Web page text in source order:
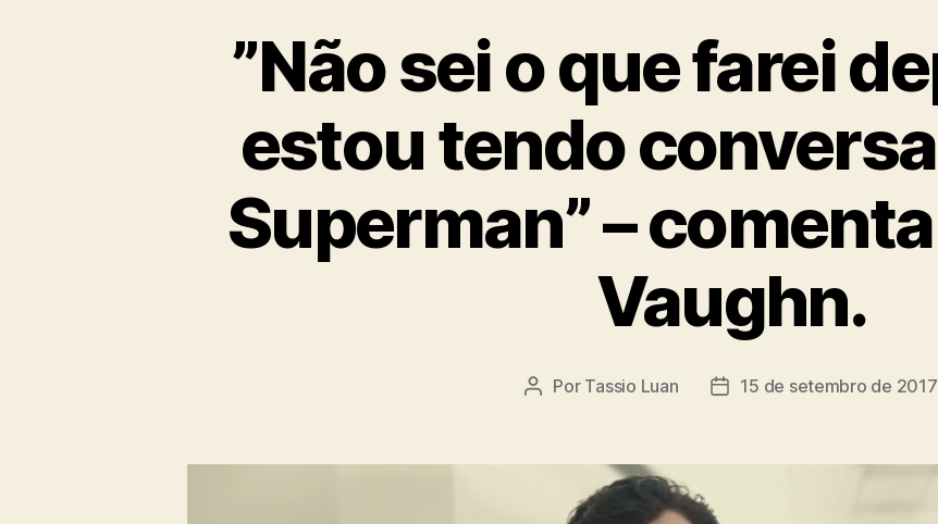
”Não sei o que farei
estou tendo
Superman” –
Vaughn.
Autor
Por Tassio Luan
Data15 de setembro de 2017